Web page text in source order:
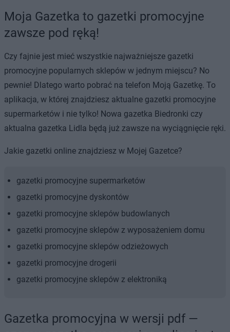
Moja Gazetka to gazetki promocyjne
zawsze pod ręką!
Czy fajnie jest mieć wszystkie najważniejsze gazetki
promocyjne popularnych sklepów w jednym miejscu? No
pewnie! Dlatego warto pobrać na telefon Moją Gazetkę. To
aplikacja, w której znajdziesz aktualne gazetki promocyjne
supermarketów i nie tylko! Nowa gazetka Biedronki czy
aktualna gazetka Lidla będą już zawsze na wyciągnięcie ręki.
Jakie gazetki online znajdziesz w Mojej Gazetce?
gazetki promocyjne supermarketów
gazetki promocyjne dyskontów
gazetki promocyjne sklepów budowlanych
gazetki promocyjne sklepów z wyposażeniem domu
gazetki promocyjne sklepów odzieżowych
gazetki promocyjne drogerii
gazetki promocyjne sklepów z elektroniką
Gazetka promocyjna w wersji pdf —